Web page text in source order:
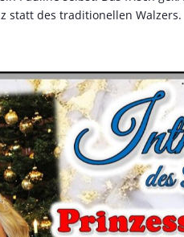
statt des traditionellen Walzers.